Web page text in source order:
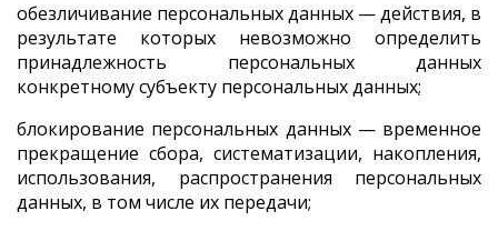
обезличивание персональных данных — действия, в
результате которых невозможно определить
принадлежность персональных данных
конкретному субъекту персональных данных;
блокирование персональных данных — временное
прекращение сбора, систематизации, накопления,
использования, распространения персональных
данных, в том числе их передачи;